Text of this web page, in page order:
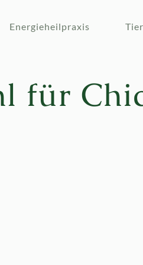
Energieheilpraxis
für